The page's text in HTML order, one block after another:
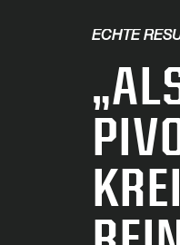
ECHTE